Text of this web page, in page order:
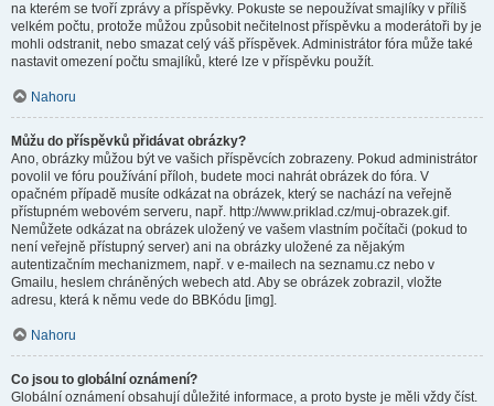
na kterém se tvoří zprávy a příspěvky. Pokuste se nepoužívat smajlíky v příliš
velkém počtu, protože můžou způsobit nečitelnost příspěvku a moderátoři by je
mohli odstranit, nebo smazat celý váš příspěvek. Administrátor fóra může také
nastavit omezení počtu smajlíků, které lze v příspěvku použít.
Nahoru
Můžu do příspěvků přidávat obrázky?
Ano, obrázky můžou být ve vašich příspěvcích zobrazeny. Pokud administrátor
povolil ve fóru používání příloh, budete moci nahrát obrázek do fóra. V
opačném případě musíte odkázat na obrázek, který se nachází na veřejně
přístupném webovém serveru, např. http://www.priklad.cz/muj-obrazek.gif.
Nemůžete odkázat na obrázek uložený ve vašem vlastním počítači (pokud to
není veřejně přístupný server) ani na obrázky uložené za nějakým
autentizačním mechanizmem, např. v e-mailech na seznamu.cz nebo v
Gmailu, heslem chráněných webech atd. Aby se obrázek zobrazil, vložte
adresu, která k němu vede do BBKódu [img].
Nahoru
Co jsou to globální oznámení?
Globální oznámení obsahují důležité informace, a proto byste je měli vždy číst.